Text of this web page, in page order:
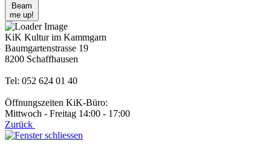
Beam
me up!
KiK Kultur im Kammgarn
Baumgartenstrasse 19
8200 Schaffhausen
Tel: 052 624 01 40
Öffnungszeiten KiK-Büro:
Mittwoch - Freitag 14:00 - 17:00
Zurück